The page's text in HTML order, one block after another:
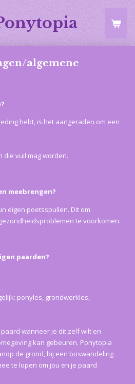
algemene
hebt, is het aangeraden om een
die vuil mag worden.
meebrengen?
eigen poetsspullen. Dit om
te voorkomen.
paarden?
ponyles, grondwerkles,
wanneer je dit zelf wilt en
kan gebeuren. Ponytopia
de grond, bij een boswandeling
te lopen om jou en je paard